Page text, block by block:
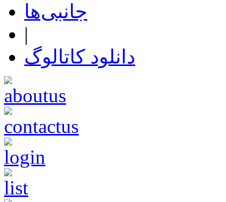
جانبی‌ها
|
دانلود کاتالوگ